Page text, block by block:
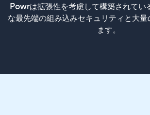
Powrは拡張性を考慮して構築されてい
な最先端の組み込みセキュリティと大
ます。